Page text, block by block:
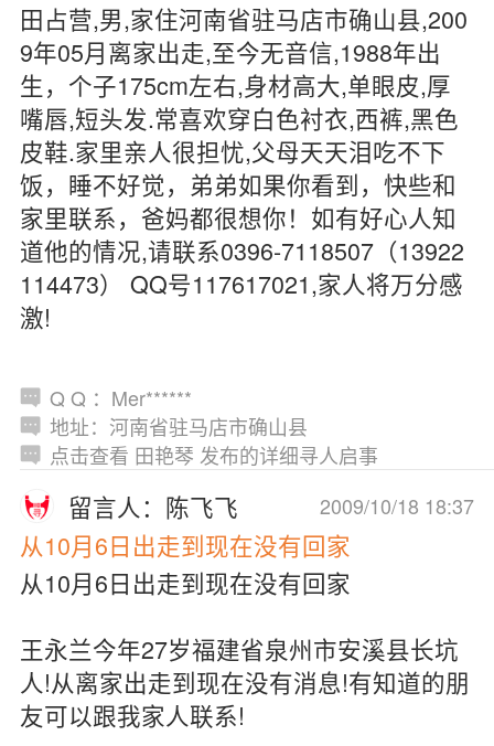
田占营,男,家住河南省驻马店市确山县,200
9年05月离家出走,至今无音信,1988年出
生，个子175cm左右,身材高大,单眼皮,厚
嘴唇,短头发.常喜欢穿白色衬衣,西裤,黑色
皮鞋.家里亲人很担忧,父母天天泪吃不下
饭，睡不好觉，弟弟如果你看到，快些和
家里联系，爸妈都很想你！如有好心人知
道他的情况,请联系0396-7118507（13922
114473） QQ号117617021,家人将万分感
激!
Q Q ：Mer******
地址：河南省驻马店市确山县
点击查看 田艳琴 发布的详细寻人启事
2009/10/18 18:37
留言人：陈飞飞
从10月6日出走到现在没有回家
从10月6日出走到现在没有回家
王永兰今年27岁福建省泉州市安溪县长坑
人!从离家出走到现在没有消息!有知道的朋
友可以跟我家人联系!